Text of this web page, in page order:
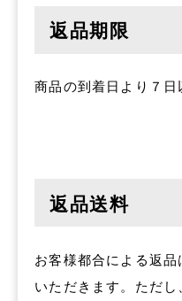
返品期限
商品の到着日より７日
返品送料
お客様都合による返
いただきます。 ただ